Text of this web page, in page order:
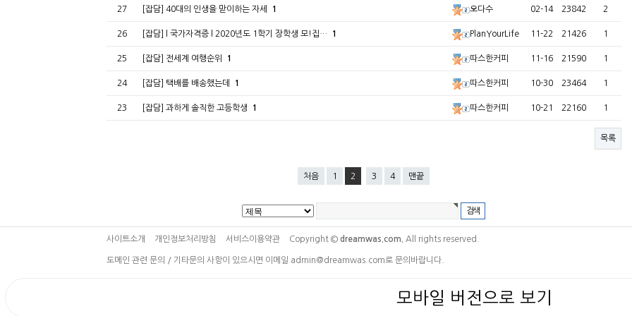
27 [잡담] 40대의 인생을 맏이하는 자세 1 오다수 02-14 23842 2
26 [잡담] l 국가자격증 l 2020년도 1학기 장학생 모!집… 1 PlanYourLife 11-22 21426 1
25 [잡담] 전세계 여행순위 1 따스한커피 11-16 21590 1
24 [잡담] 택배를 배송했는데 1 따스한커피 10-30 23464 1
23 [잡담] 과하게 솔직한 고등학생 1 따스한커피 10-21 22160 1
목록
처음 1 2 3 4 맨끝
사이트소개 개인정보처리방침 서비스이용약관 Copyright © dreamwas.com. All rights reserved.
도메인 관련 문의 / 기타문의 사항이 있으시면 이메일 admin@dreamwas.com로 문의바랍니다.
모바일 버전으로 보기